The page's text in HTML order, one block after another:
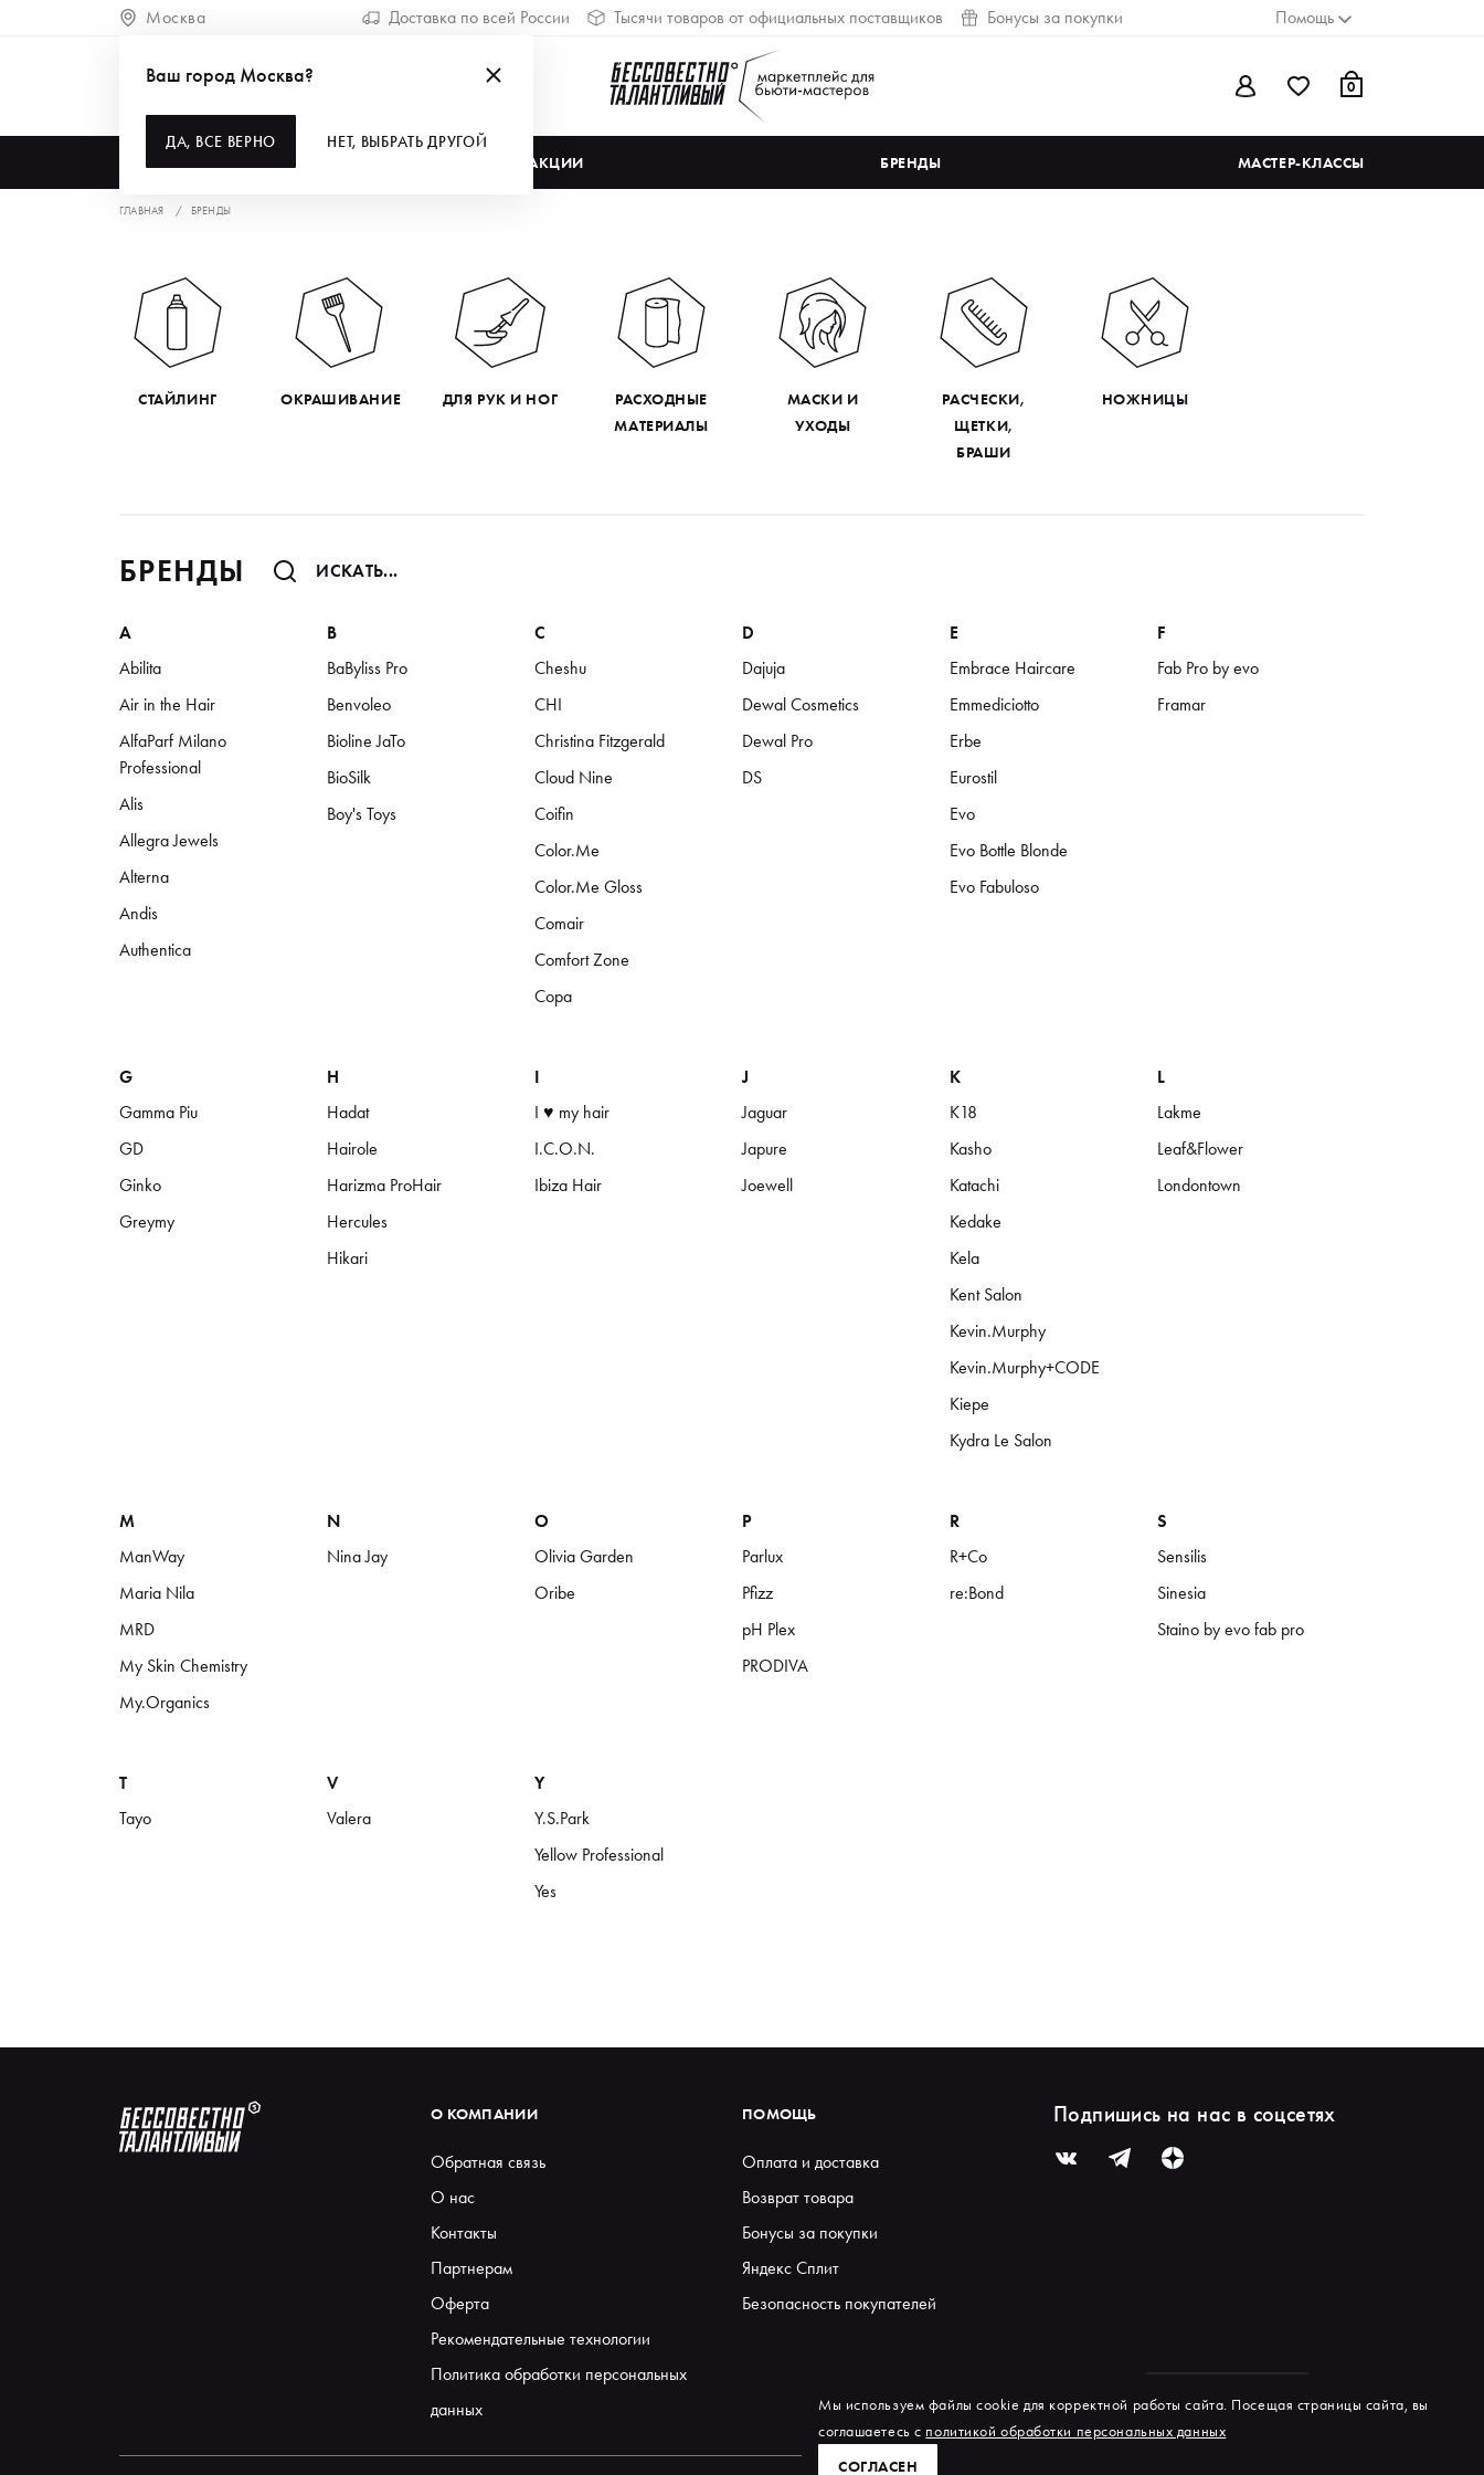
Москва Доставка по всей России Тысячи товаров от официальных поставщиков Бонусы за покупки Помощь
0
АКЦИИ БРЕНДЫ МАСТЕР-КЛАССЫ
Ваш город Москва?
ДА, ВСЕ ВЕРНО НЕТ, ВЫБРАТЬ ДРУГОЙ
ГЛАВНАЯ БРЕНДЫ
СТАЙЛИНГ ОКРАШИВАНИЕ ДЛЯ РУК И НОГ
РАСХОДНЫЕ
МАТЕРИАЛЫ
МАСКИ И
УХОДЫ
РАСЧЕСКИ,
ЩЕТКИ,
БРАШИ
НОЖНИЦЫ
БРЕНДЫ
A
Abilita
Air in the Hair
AlfaParf Milano
Professional
Alis
Allegra Jewels
Alterna
Andis
Authentica
B
BaByliss Pro
Benvoleo
Bioline JaTo
BioSilk
Boy's Toys
C
Cheshu
CHI
Christina Fitzgerald
Cloud Nine
Coifin
Color.Me
Color.Me Gloss
Comair
Comfort Zone
Copa
D
Dajuja
Dewal Cosmetics
Dewal Pro
DS
E
Embrace Haircare
Emmediciotto
Erbe
Eurostil
Evo
Evo Bottle Blonde
Evo Fabuloso
F
Fab Pro by evo
Framar
G
Gamma Piu
GD
Ginko
Greymy
H
Hadat
Hairole
Harizma ProHair
Hercules
Hikari
I
I ♥ my hair
I.C.O.N.
Ibiza Hair
J
Jaguar
Japure
Joewell
K
K18
Kasho
Katachi
Kedake
Kela
Kent Salon
Kevin.Murphy
Kevin.Murphy+CODE
Kiepe
Kydra Le Salon
L
Lakme
Leaf&Flower
Londontown
M
ManWay
Maria Nila
MRD
My Skin Chemistry
My.Organics
N
Nina Jay
O
Olivia Garden
Oribe
P
Parlux
Pfizz
pH Plex
PRODIVA
R
R+Co
re:Bond
S
Sensilis
Sinesia
Staino by evo fab pro
T
Tayo
V
Valera
Y
Y.S.Park
Yellow Professional
Yes
О КОМПАНИИ
Обратная связь
О нас
Контакты
Партнерам
Оферта
Рекомендательные технологии
Политика обработки персональных
данных
ПОМОЩЬ
Оплата и доставка
Возврат товара
Бонусы за покупки
Яндекс Сплит
Безопасность покупателей
Подпишись на нас в соцсетях
Мы используем файлы cookie для корректной работы сайта. Посещая страницы сайта, вы
соглашаетесь с политикой обработки персональных данных
СОГЛАСЕН